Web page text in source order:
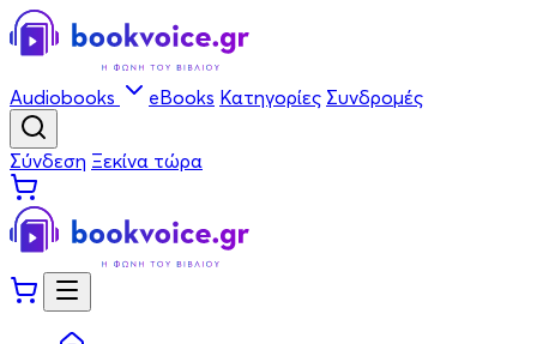
Audiobooks eBooks Κατηγορίες Συνδρομές
Σύνδεση Ξεκίνα τώρα